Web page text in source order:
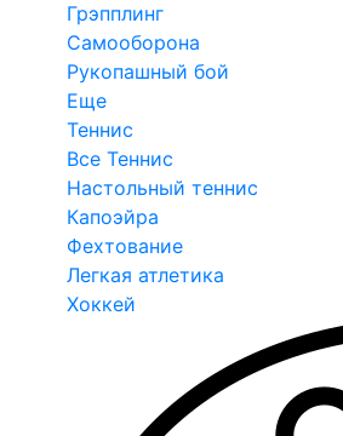
Грэпплинг
Самооборона
Рукопашный бой
Еще
Теннис
Все Теннис
Настольный теннис
Капоэйра
Фехтование
Легкая атлетика
Хоккей